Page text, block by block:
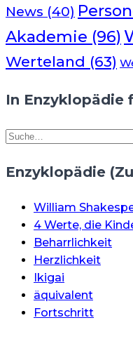
News (40)
Akademie (96)
Werteland (63)
In Enzyklopädie
Suche
Enzyklopädie
William
4 Werte, die
Beharrlichkeit
Herzlichkeit
Ikigai
äquivalent
Fortschritt